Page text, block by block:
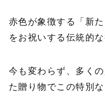
赤色が象徴する「新
をお祝いする伝統的な
今も変わらず、多く
た贈り物でこの特別